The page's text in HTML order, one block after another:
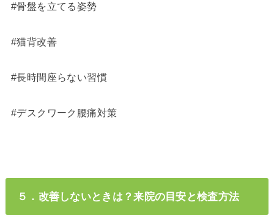
#骨盤を立てる姿勢
#猫背改善
#長時間座らない習慣
#デスクワーク腰痛対策
５．改善しないときは？来院の目安と検査方法